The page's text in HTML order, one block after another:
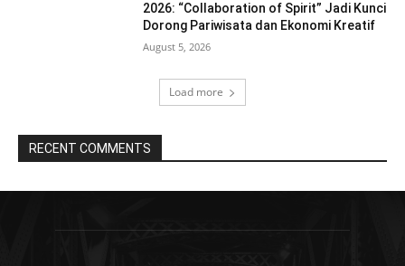
2026: “Collaboration of Spirit” Jadi Kunci
Dorong Pariwisata dan Ekonomi Kreatif
August 5, 2026
Load more
RECENT COMMENTS